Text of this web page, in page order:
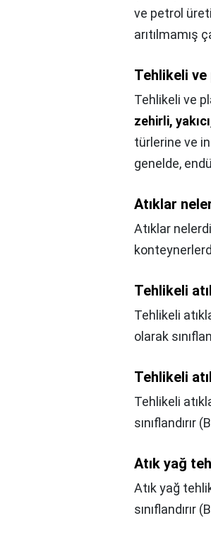
ve petrol
arıtılmamış
Tehlikeli
Tehlikeli ve
zehirli,
türlerine ve
genelde,
Atıklar
Atıklar
Tehlikeli
Tehlikeli
olarak
Tehlikeli
Tehlikeli
sınıflandırır
Atık yağ
Atık yağ
sınıflandırır